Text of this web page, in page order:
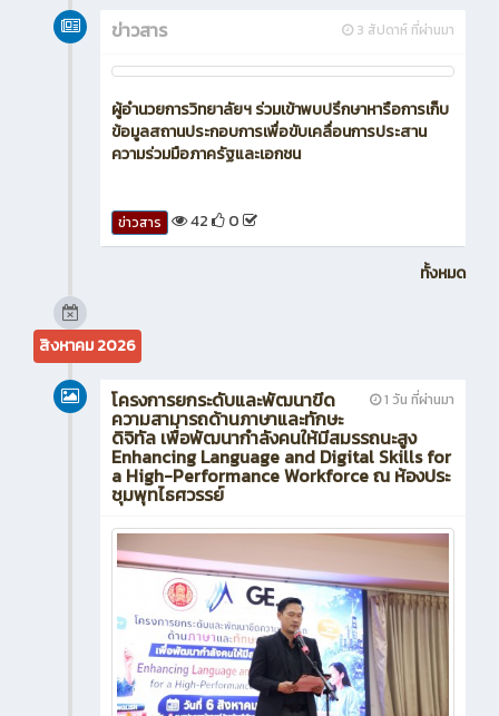
3 สัปดาห์ ที่ผ่านมา
ข่าวสาร
ผู้อำนวยการวิทยาลัยฯ ร่วมเข้าพบปรึกษาหารือการเก็บ
ข้อมูลสถานประกอบการเพื่อขับเคลื่อนการประสาน
ความร่วมมือภาครัฐและเอกชน
ข่าวสาร 42 0
ทั้งหมด
สิงหาคม 2026
1 วัน ที่ผ่านมา
โครงการยกระดับและพัฒนาขีด
ความสามารถด้านภาษาและทักษะ
ดิจิทัล เพื่อพัฒนากำลังคนให้มีสมรรถนะสูง
Enhancing Language and Digital Skills for
a High-Performance Workforce ณ ห้องประ
ชุมพุทไธศวรรย์